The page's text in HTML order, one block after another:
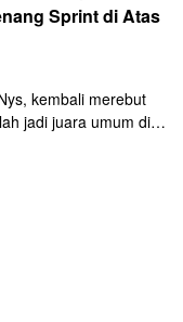
Sprint di Atas
kembali merebut
jadi juara umum di